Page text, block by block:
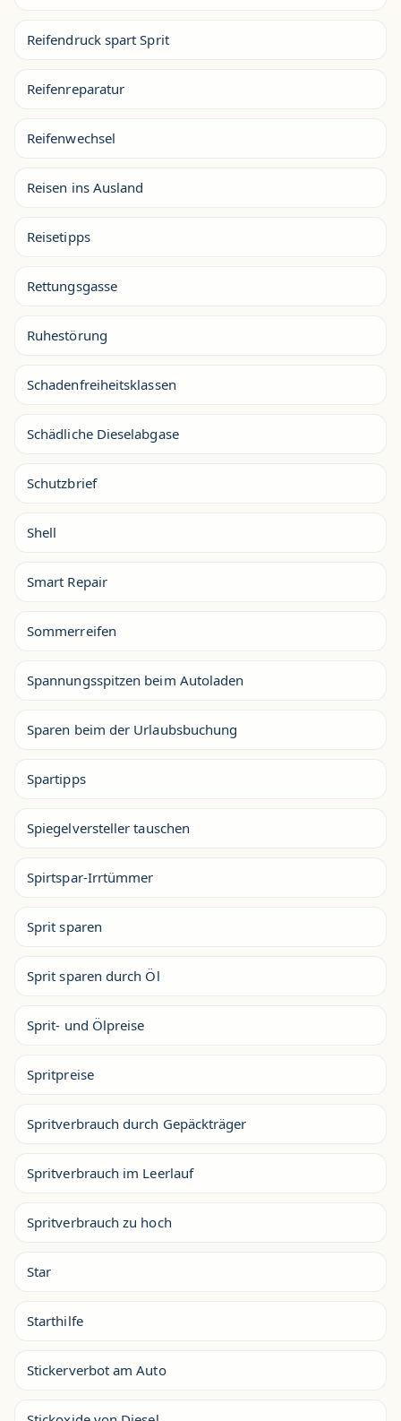
Reifendruck spart Sprit
Reifenreparatur
Reifenwechsel
Reisen ins Ausland
Reisetipps
Rettungsgasse
Ruhestörung
Schadenfreiheitsklassen
Schädliche Dieselabgase
Schutzbrief
Shell
Smart Repair
Sommerreifen
Spannungsspitzen beim Autoladen
Sparen beim der Urlaubsbuchung
Spartipps
Spiegelversteller tauschen
Spirtspar-Irrtümmer
Sprit sparen
Sprit sparen durch Öl
Sprit- und Ölpreise
Spritpreise
Spritverbrauch durch Gepäckträger
Spritverbrauch im Leerlauf
Spritverbrauch zu hoch
Star
Starthilfe
Stickerverbot am Auto